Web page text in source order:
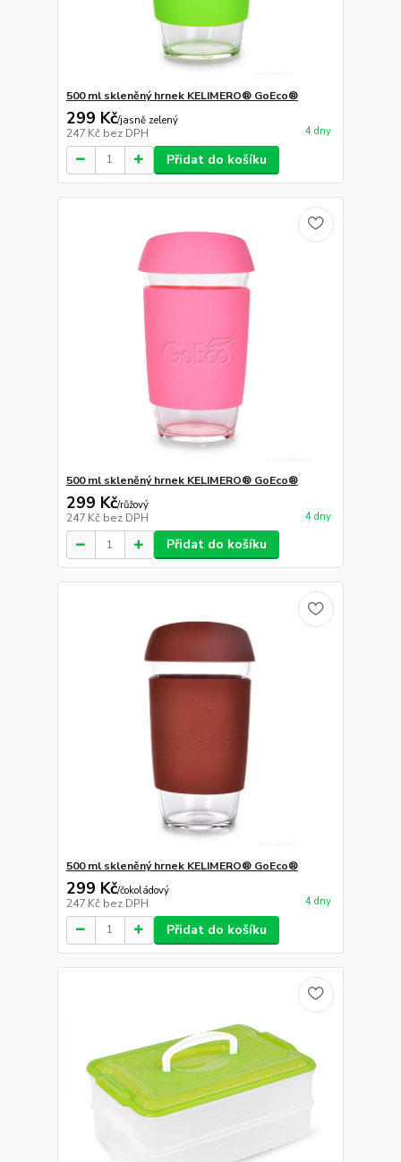
500 ml skleněný hrnek KELIMERO® GoEco®
299 Kč/jasně zelený
247 Kč bez DPH 4 dny
Přidat do košíku
500 ml skleněný hrnek KELIMERO® GoEco®
299 Kč/růžový
247 Kč bez DPH 4 dny
Přidat do košíku
500 ml skleněný hrnek KELIMERO® GoEco®
299 Kč/čokoládový
247 Kč bez DPH 4 dny
Přidat do košíku